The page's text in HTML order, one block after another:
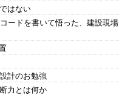
はない
ードを書いて悟った、建設現場
計のお勉強
力とは何か